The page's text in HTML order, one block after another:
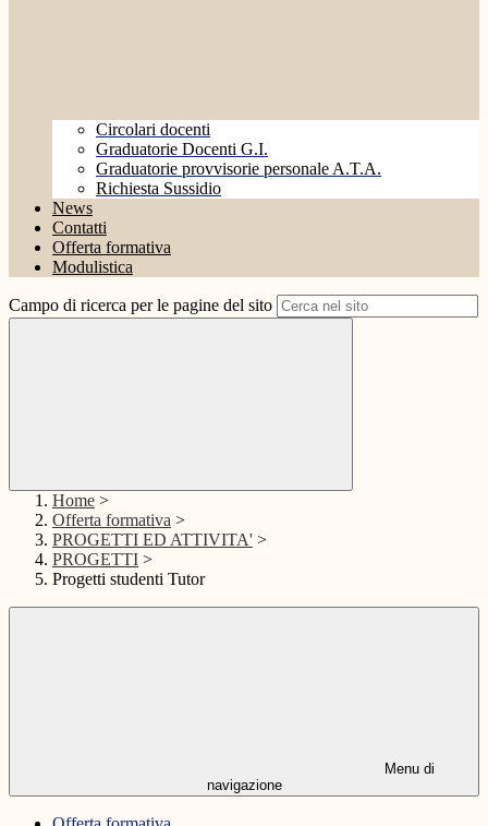
Circolari docenti
Graduatorie Docenti G.I.
Graduatorie provvisorie personale A.T.A.
Richiesta Sussidio
News
Contatti
Offerta formativa
Modulistica
Campo di ricerca per le pagine del sito
Home >
Offerta formativa >
PROGETTI ED ATTIVITA' >
PROGETTI >
Progetti studenti Tutor
Menu di
navigazione